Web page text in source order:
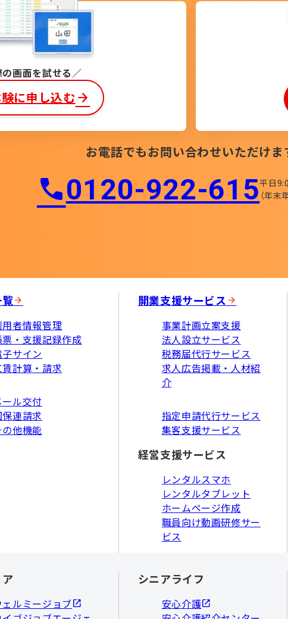
画面を試せる
に申し込む
お電話でもお問い合わせいただけま
0120-922-615​平日
（年末
用者情報管理
票・支援記録作成
子サイン
賃計算・請求
ール交付
保連請求
の他機能
開業支援サービス
事業計画立案支援
法人設立サービス
税務届代行サービス
求人広告掲載・人材紹
介
指定申請代行サービス
集客支援サービス
経営支援サービス
レンタルスマホ
レンタルタブレット
ホームページ作成
職員向け動画研修サー
ビス
ェルミージョブ
シニアライフ
安心介護